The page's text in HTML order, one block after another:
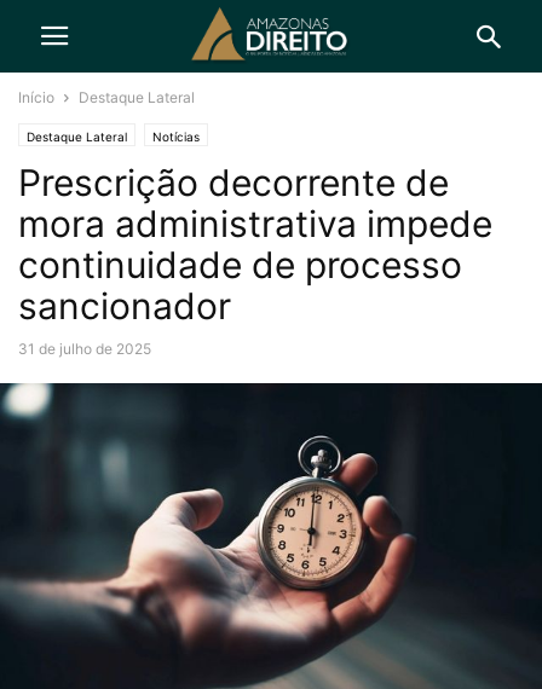
Início Destaque Lateral
Destaque Lateral Notícias
Prescrição decorrente de
mora administrativa impede
continuidade de processo
sancionador
31 de julho de 2025